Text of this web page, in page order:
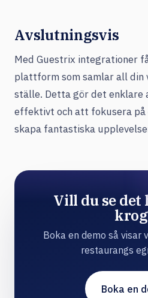
Avslutningsvis
Med Guestrix integrationer
plattform som samlar all
ställe. Detta gör det enklare
effektivt och att fokusera
skapa fantastiska
Vill du se det
Boka en demo så visar
restaurangs
Boka en